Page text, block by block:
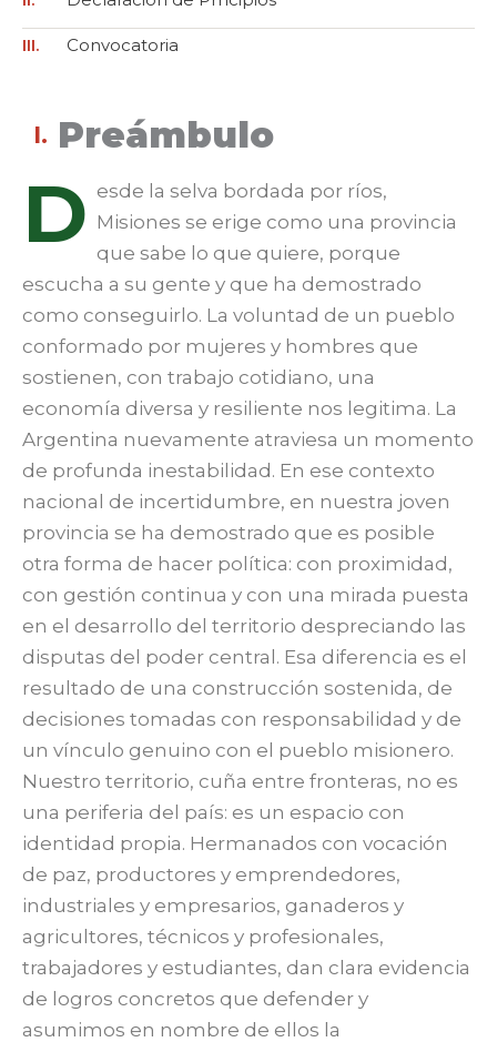
III. Convocatoria
I. Preámbulo
D esde la selva bordada por ríos,
Misiones se erige como una provincia
que sabe lo que quiere, porque
escucha a su gente y que ha demostrado
como conseguirlo. La voluntad de un pueblo
conformado por mujeres y hombres que
sostienen, con trabajo cotidiano, una
economía diversa y resiliente nos legitima. La
Argentina nuevamente atraviesa un momento
de profunda inestabilidad. En ese contexto
nacional de incertidumbre, en nuestra joven
provincia se ha demostrado que es posible
otra forma de hacer política: con proximidad,
con gestión continua y con una mirada puesta
en el desarrollo del territorio despreciando las
disputas del poder central. Esa diferencia es el
resultado de una construcción sostenida, de
decisiones tomadas con responsabilidad y de
un vínculo genuino con el pueblo misionero.
Nuestro territorio, cuña entre fronteras, no es
una periferia del país: es un espacio con
identidad propia. Hermanados con vocación
de paz, productores y emprendedores,
industriales y empresarios, ganaderos y
agricultores, técnicos y profesionales,
trabajadores y estudiantes, dan clara evidencia
de logros concretos que defender y
asumimos en nombre de ellos la